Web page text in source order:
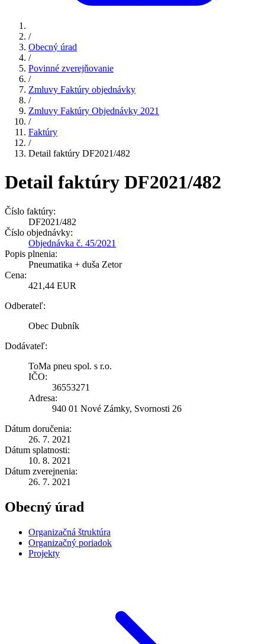
/
Obecný úrad
/
Povinné zverejňovanie
/
Zmluvy Faktúry objednávky
/
Zmluvy Faktúry Objednávky 2021
/
Faktúry
/
Detail faktúry DF2021/482
Detail faktúry DF2021/482
Číslo faktúry:
DF2021/482
Číslo objednávky:
Objednávka č. 45/2021
Popis plnenia:
Pneumatika + duša Zetor
Cena:
421,44 EUR
Odberateľ:
Obec Dubník
Dodávateľ:
ToMa pneu spol. s r.o.
IČO:
36553271
Adresa:
940 01 Nové Zámky, Svornosti 26
Dátum doručenia:
26. 7. 2021
Dátum splatnosti:
10. 8. 2021
Dátum zverejnenia:
26. 7. 2021
Obecný úrad
Organizačná štruktúra
Organizačný poriadok
Projekty